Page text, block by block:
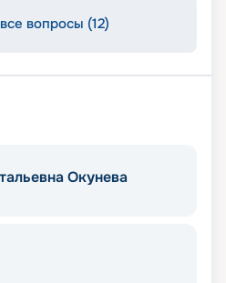
вопросы (12)
Окунева